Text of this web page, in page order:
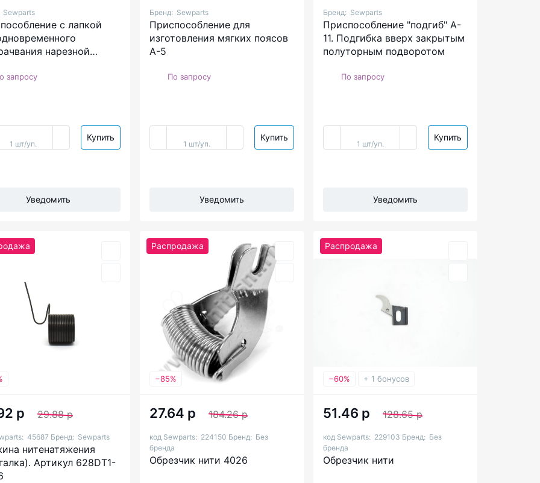
Sewparts
с лапкой
нарезной
запросу
1 шт/уп.
Купить
Уведомить
Бренд: Sewparts
Приспособление для
изготовления мягких поясов
A-5
По запросу
1 шт/уп.
Купить
Уведомить
Бренд: Sewparts
Приспособление "подгиб" A-
11. Подгибка вверх закрытым
полуторным подворотом
По запросу
1 шт/уп.
Купить
Уведомить
р 29.88 р
45687 Бренд: Sewparts
нитенатяжения
Артикул 628DT1-
Распродажа
−85%
27.64 р 184.26 р
код Sewparts: 224150 Бренд: Без
бренда
Обрезчик нити 4026
Распродажа
−60% + 1 бонусов
51.46 р 128.65 р
код Sewparts: 229103 Бренд: Без
бренда
Обрезчик нити